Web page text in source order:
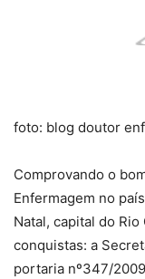
foto: blog doutor
Comprovando o
Enfermagem no
Natal, capital do
conquistas: a
portaria nº347/